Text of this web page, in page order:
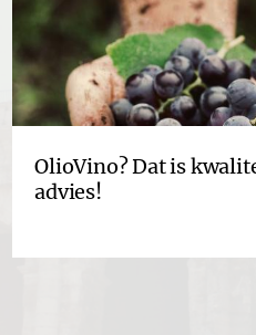
OlioVino? Dat is
advies!